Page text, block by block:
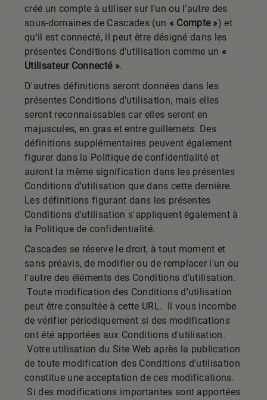
créé un compte à utiliser sur l’un ou l’autre des
sous-domaines de Cascades (un « Compte ») et
qu'il est connecté, il peut être désigné dans les
présentes Conditions d'utilisation comme un «
Utilisateur Connecté ».
D'autres définitions seront données dans les
présentes Conditions d'utilisation, mais elles
seront reconnaissables car elles seront en
majuscules, en gras et entre guillemets. Des
définitions supplémentaires peuvent également
figurer dans la Politique de confidentialité et
auront la même signification dans les présentes
Conditions d'utilisation que dans cette dernière.
Les définitions figurant dans les présentes
Conditions d'utilisation s'appliquent également à
la Politique de confidentialité.
Cascades se réserve le droit, à tout moment et
sans préavis, de modifier ou de remplacer l'un ou
l'autre des éléments des Conditions d'utilisation.
Toute modification des Conditions d'utilisation
peut être consultée à cette URL. Il vous incombe
de vérifier périodiquement si des modifications
ont été apportées aux Conditions d'utilisation.
Votre utilisation du Site Web après la publication
de toute modification des Conditions d'utilisation
constitue une acceptation de ces modifications.
Si des modifications importantes sont apportées